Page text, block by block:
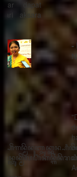
- Rio Bimo
Narasumber
"Dengan
dengan tema
hal khusus
eding, seorang
memimpin
Adiguna"